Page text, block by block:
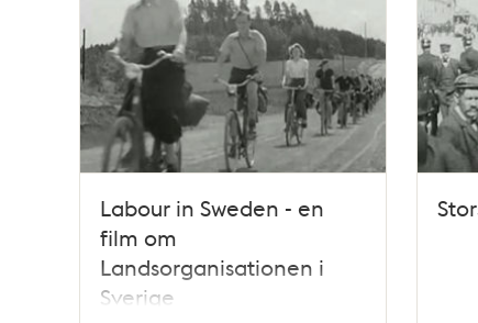
Labour in Sweden - en
film om
Landsorganisationen i
Sverige